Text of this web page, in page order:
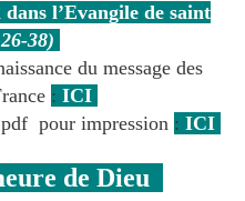
l’Evangile de saint
38)
du message des
: ICI
pour impression : ICI
de Dieu